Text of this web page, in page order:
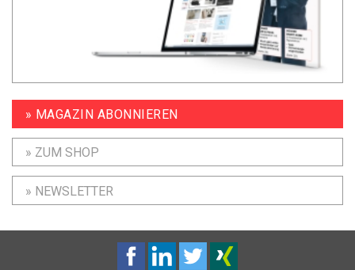
» MAGAZIN ABONNIEREN
» ZUM SHOP
» NEWSLETTER